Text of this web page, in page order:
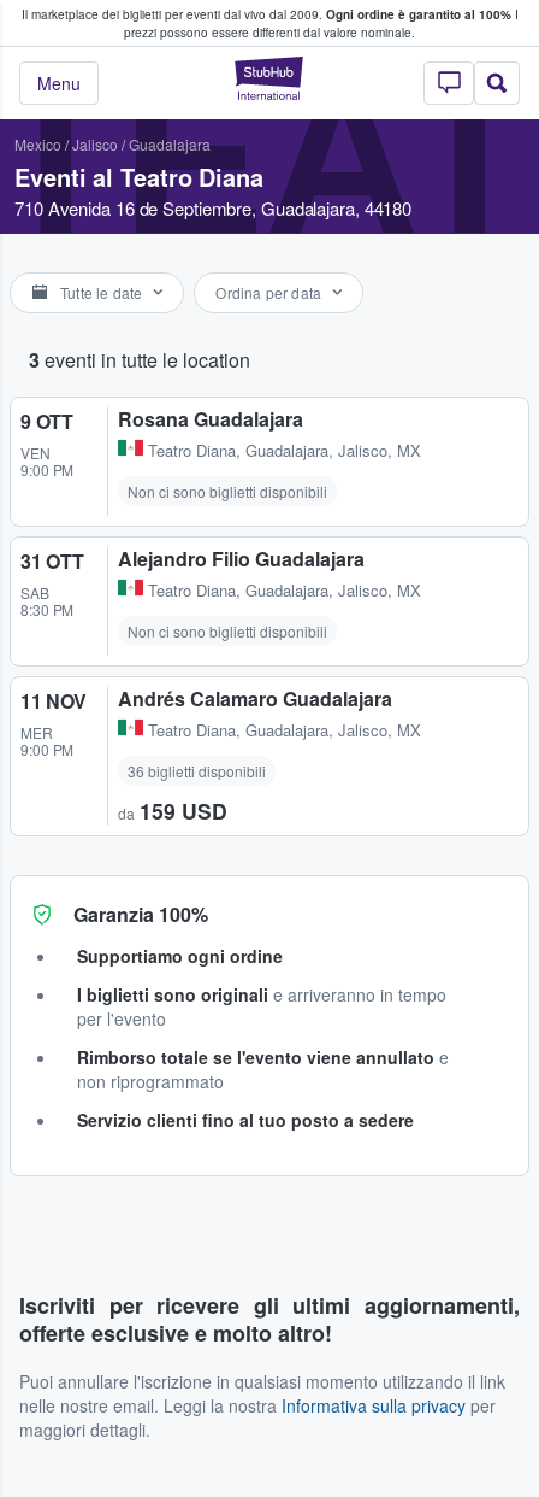
Il marketplace dei biglietti per eventi dal vivo dal 2009. Ogni ordine è garantito al 100%I
prezzi possono essere differenti dal valore nominale.
StubHub - Dove
Menu
fan comprano e vendono biglietti
Mexico /Jalisco /Guadalajara
Eventi al Teatro Diana
710 Avenida 16 de Septiembre, Guadalajara, 44180
Tutte le date Ordina per data
3eventi in tutte le location
9 OTT
VEN
9:00 PM
Rosana Guadalajara
Teatro Diana, Guadalajara, Jalisco, MX
Non ci sono biglietti disponibili
31 OTT
SAB
8:30 PM
Alejandro Filio Guadalajara
Teatro Diana, Guadalajara, Jalisco, MX
Non ci sono biglietti disponibili
11 NOV
MER
9:00 PM
Andrés Calamaro Guadalajara
Teatro Diana, Guadalajara, Jalisco, MX
36 biglietti disponibili
da 159 USD
Garanzia 100%
Supportiamo ogni ordine
I biglietti sono originali e arriveranno in tempo
per l'evento
Rimborso totale se l'evento viene annullato e
non riprogrammato
Servizio clienti fino al tuo posto a sedere
Iscriviti per ricevere gli ultimi aggiornamenti,
offerte esclusive e molto altro!
Puoi annullare l'iscrizione in qualsiasi momento utilizzando il link
nelle nostre email. Leggi la nostra Informativa sulla privacy per
maggiori dettagli.